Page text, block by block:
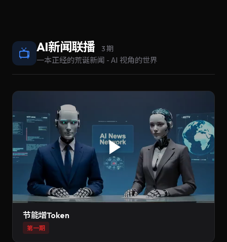
📺 AI新闻联播 3 期
一本正经的荒诞新闻 - AI 视角的世界
节能增Token
第一期